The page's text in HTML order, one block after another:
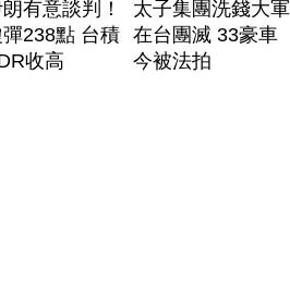
有意談判！
238點 台積
收高
太子集團洗錢大軍
在台團滅 33豪車
今被法拍